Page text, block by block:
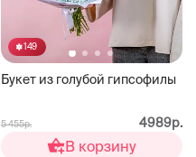
149
Букет из голубой гипсофилы
5 455р. 4989р.
В корзину